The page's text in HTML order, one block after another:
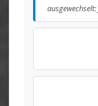
ausgewechselt: